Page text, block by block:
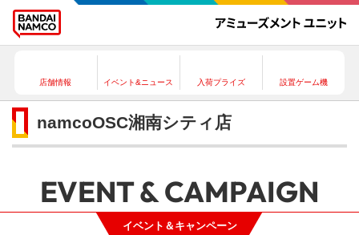
店舗情報 イベント&ニュース 入荷プライズ 設置ゲーム機
namcoOSC湘南シティ店
イベント＆キャンペーン
EVENT & CAMPAIGN